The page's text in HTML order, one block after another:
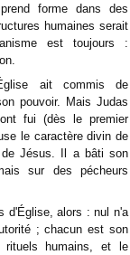
forme dans des
humaines serait
est toujours :
ait commis de
pouvoir. Mais Judas
fui (dès le premier
le caractère divin de
de Jésus. Il a bâti son
sur des pécheurs
d'Église, alors : nul n'a
; chacun est son
humains, et le